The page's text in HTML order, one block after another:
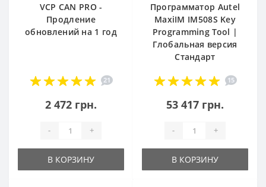
VCP CAN PRO -
Продление
обновлений на 1 год
21
2 472 грн.
- +
В КОРЗИНУ
Программатор Autel
MaxiIM IM508S Key
Programming Tool |
Глобальная версия
Стандарт
15
53 417 грн.
- +
В КОРЗИНУ